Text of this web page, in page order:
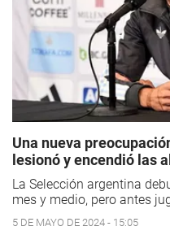
Una nueva
lesionó y encendió las
La Selección argentina
mes y medio, pero antes
5 DE MAYO DE 2024 - 15:05